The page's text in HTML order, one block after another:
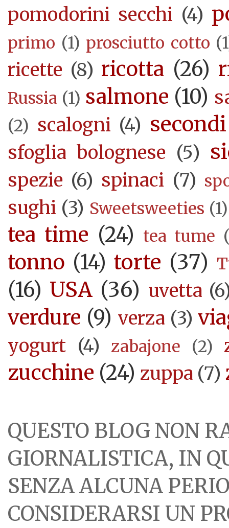
pomodorini secchi (4)
primo (1) prosciutto cotto
ricette (8) ricotta (26)
Russia (1) salmone (10)
(2) scalogni (4) secondi
sfoglia bolognese (5)
spezie (6) spinaci (7)
sughi (3) Sweetsweeties (1)
tea time (24) tea tume
tonno (14) torte (37)
(16) USA (36) uvetta
verdure (9) verza (3)
yogurt (4) zabajone (2)
zucchine (24) zuppa (7)
QUESTO BLOG NON
GIORNALISTICA, IN
SENZA ALCUNA
CONSIDERARSI UN